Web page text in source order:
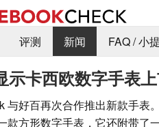
评测 新闻 FAQ / 小
示卡西欧数字手表
与好百再次合作推出新款手表
款方形数字手表，它还附带了